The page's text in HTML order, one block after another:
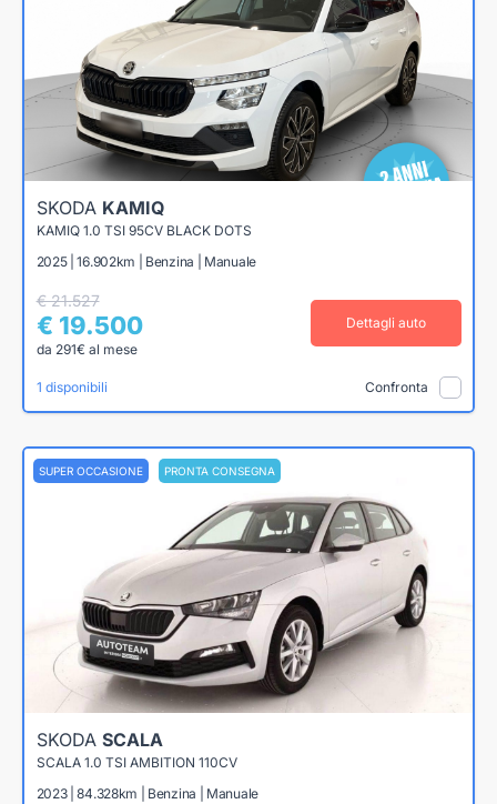
SKODA KAMIQ
KAMIQ 1.0 TSI 95CV BLACK DOTS
2025 | 16.902km | Benzina | Manuale
€ 21.527
€ 19.500
da 291€ al mese
Dettagli auto
1 disponibili Confronta
SUPER OCCASIONE PRONTA CONSEGNA
SKODA SCALA
SCALA 1.0 TSI AMBITION 110CV
2023 | 84.328km | Benzina | Manuale